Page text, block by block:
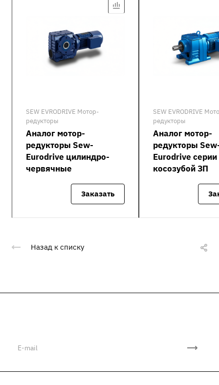
SEW EVRODRIVE Мотор-
редукторы
Аналог мотор-
редукторы Sew-
Eurodrive цилиндро-
червячные
Заказать
SEW EVRODRIVE
редукторы
Аналог мотор-
редукторы
Eurodrive серии
косозубой ЗП
Назад к списку